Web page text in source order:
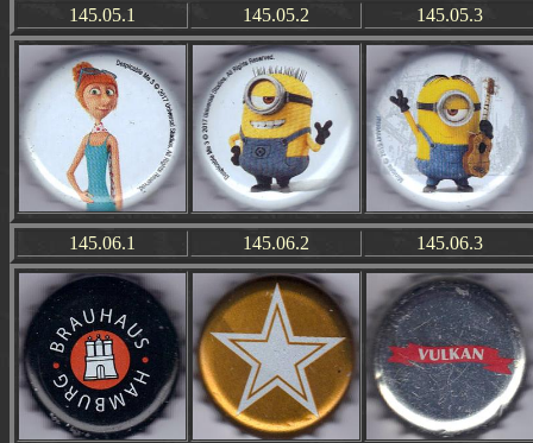
145.05.1 145.05.2 145.05.3
145.06.1 145.06.2 145.06.3